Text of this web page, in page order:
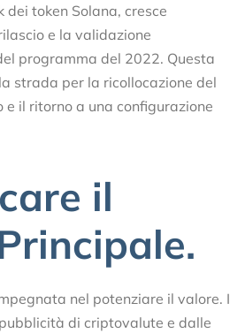
token Solana, cresce
e la validazione
programma del 2022. Questa
strada per la ricollocazione del
e il ritorno a una configurazione
il
nel potenziare il valore. I
di criptovalute e dalle